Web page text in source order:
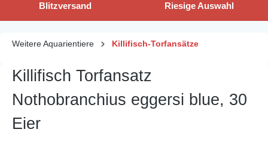
Blitzversand Riesige Auswahl
Weitere Aquarientiere Killifisch-Torfansätze
Killifisch Torfansatz
Nothobranchius eggersi blue, 30
Eier